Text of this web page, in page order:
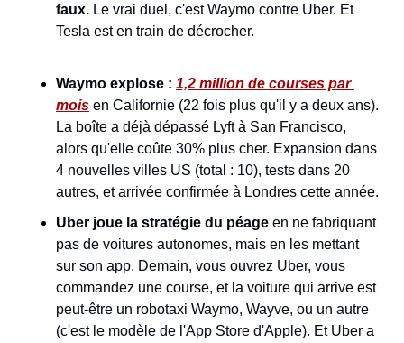
faux. Le vrai duel, c'est Waymo contre Uber. Et
Tesla est en train de décrocher.
Waymo explose : 1,2 million de courses par
mois en Californie (22 fois plus qu'il y a deux ans).
La boîte a déjà dépassé Lyft à San Francisco,
alors qu'elle coûte 30% plus cher. Expansion dans
4 nouvelles villes US (total : 10), tests dans 20
autres, et arrivée confirmée à Londres cette année.
Uber joue la stratégie du péage en ne fabriquant
pas de voitures autonomes, mais en les mettant
sur son app. Demain, vous ouvrez Uber, vous
commandez une course, et la voiture qui arrive est
peut-être un robotaxi Waymo, Wayve, ou un autre
(c'est le modèle de l'App Store d'Apple). Et Uber a